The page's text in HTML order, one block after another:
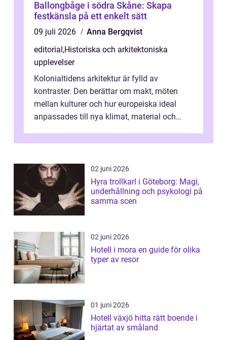
Ballongbåge i södra Skåne: Skapa
festkänsla på ett enkelt sätt
09 juli 2026
Anna Bergqvist
editorial,Historiska och arkitektoniska
upplevelser
Kolonialtidens arkitektur är fylld av
kontraster. Den berättar om makt, möten
mellan kulturer och hur europeiska ideal
anpassades till nya klimat, material och
02 juni 2026
Hyra trollkarl i Göteborg: Magi,
underhållning och psykologi på
samma scen
02 juni 2026
Hotell i mora en guide för olika
typer av resor
01 juni 2026
Hotell växjö hitta rätt boende i
hjärtat av småland